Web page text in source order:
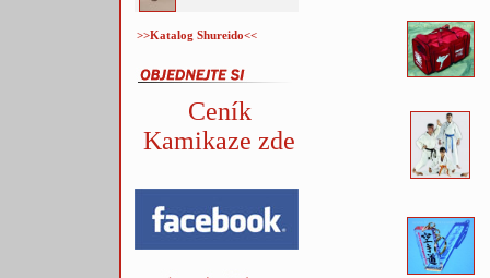
>>Katalog Shureido<<
Ceník
Kamikaze zde